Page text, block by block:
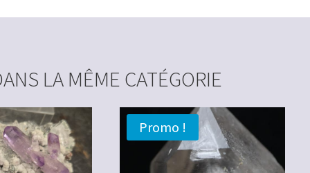
LA MÊME CATÉGORIE
Promo !